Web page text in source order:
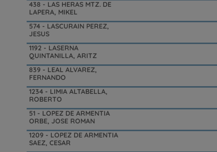
438 - LAS HERAS MTZ. DE
LAPERA, MIKEL
574 - LASCURAIN PEREZ,
JESUS
1192 - LASERNA
QUINTANILLA, ARITZ
839 - LEAL ALVAREZ,
FERNANDO
1234 - LIMIA ALTABELLA,
ROBERTO
51 - LOPEZ DE ARMENTIA
ORBE, JOSE ROMAN
1209 - LOPEZ DE ARMENTIA
SAEZ, CESAR